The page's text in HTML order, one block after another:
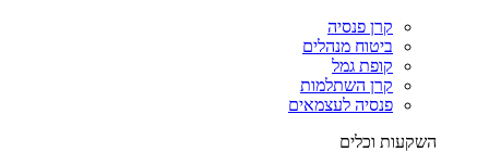
קרן פנסיה
ביטוח מנהלים
קופת גמל
קרן השתלמות
פנסיה לעצמאים
השקעות וכלים